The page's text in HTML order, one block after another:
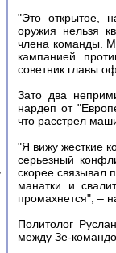
"Это открытое,
оружия нельзя
члена команды.
кампанией
советник главы
Зато два
нардеп от
что расстрел
"Я вижу жесткие
серьезный
скорее связывал
манатки и
промахнется", –
Политолог
между Зе-